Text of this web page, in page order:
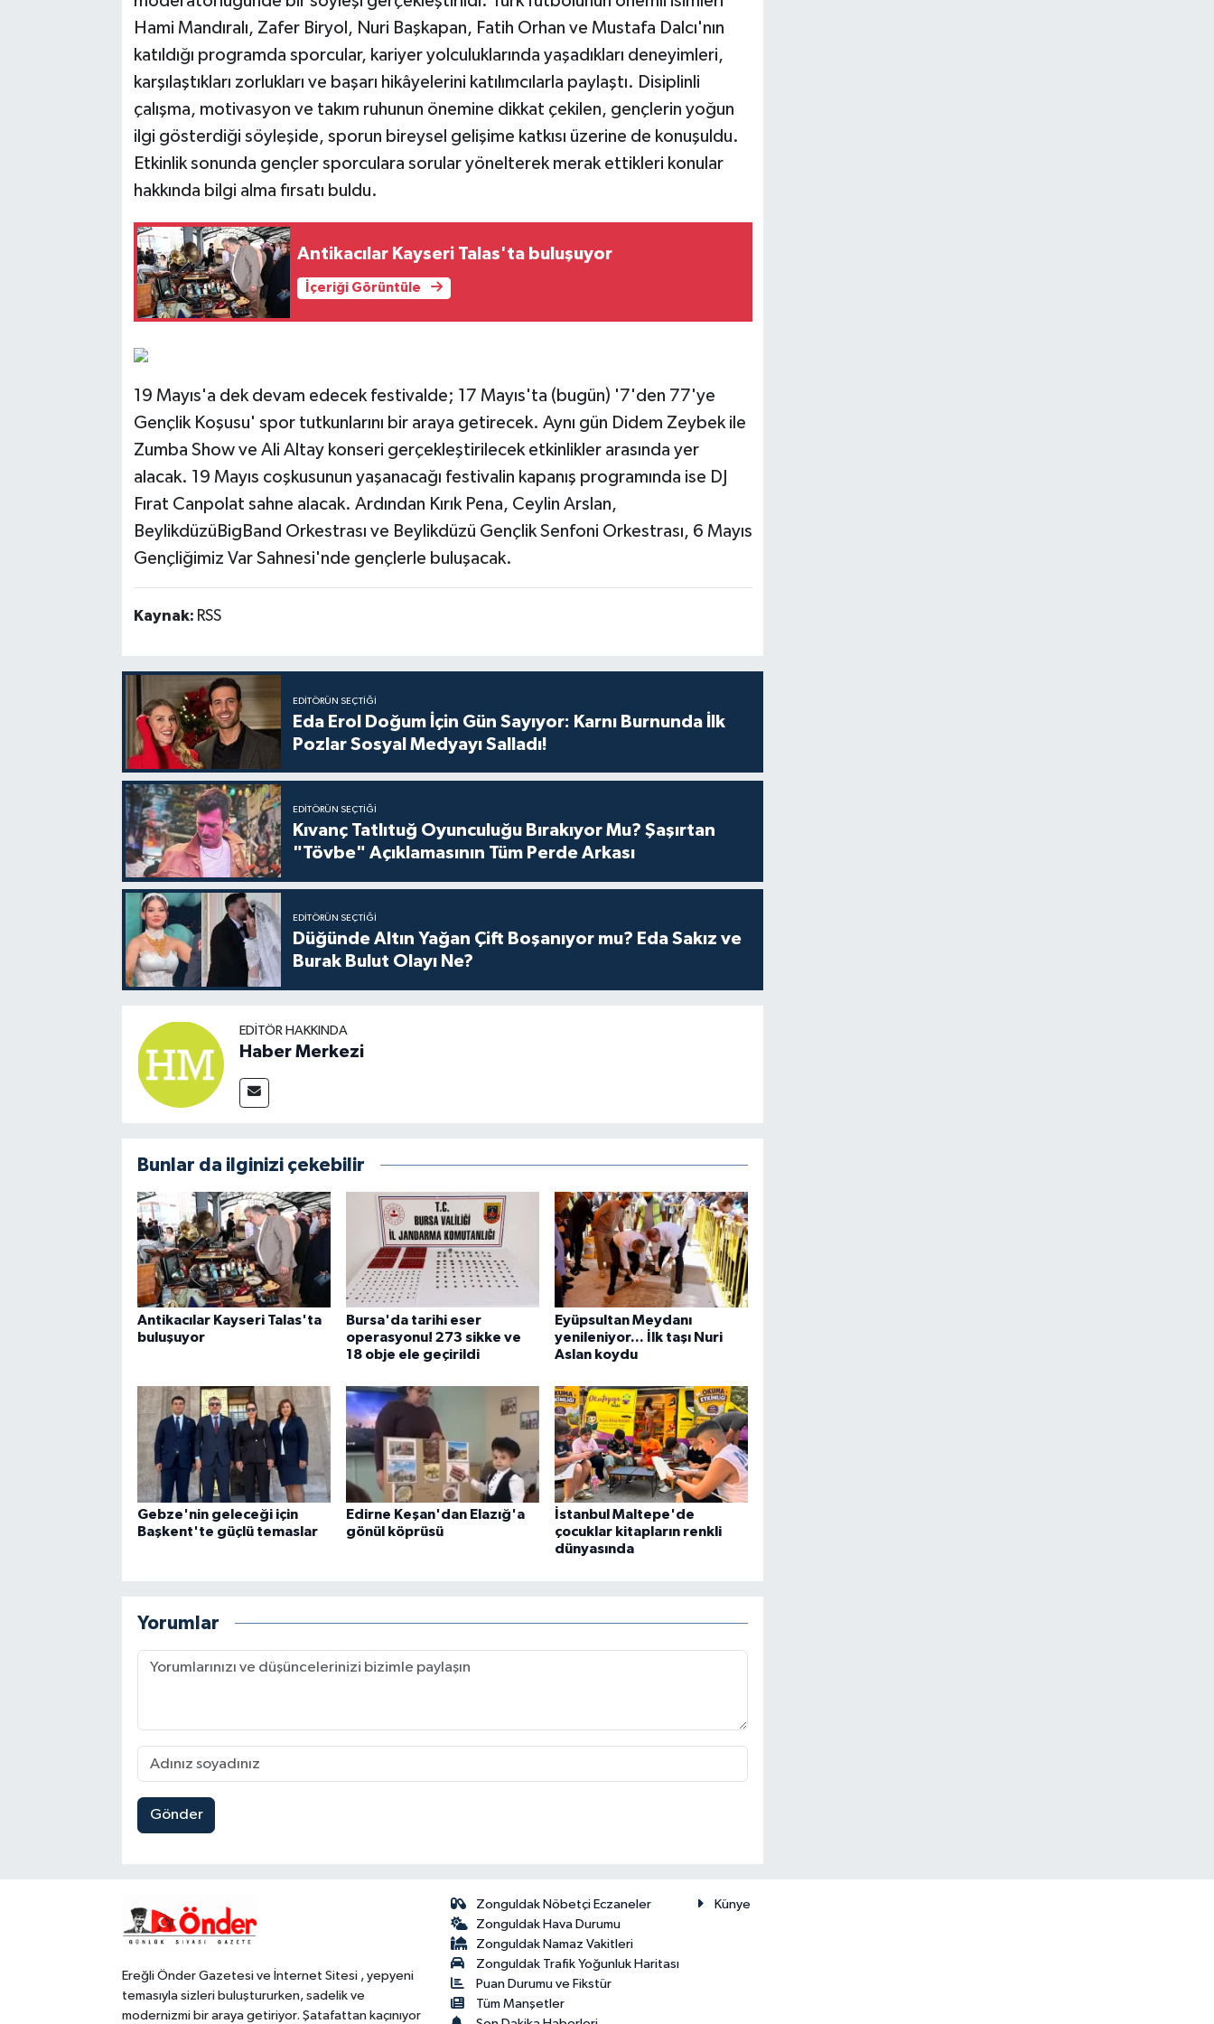
Hami Mandıralı, Zafer Biryol, Nuri Başkapan, Fatih Orhan ve Mustafa Dalcı'nın
katıldığı programda sporcular, kariyer yolculuklarında yaşadıkları deneyimleri,
karşılaştıkları zorlukları ve başarı hikâyelerini katılımcılarla paylaştı. Disiplinli
çalışma, motivasyon ve takım ruhunun önemine dikkat çekilen, gençlerin yoğun
ilgi gösterdiği söyleşide, sporun bireysel gelişime katkısı üzerine de konuşuldu.
Etkinlik sonunda gençler sporculara sorular yönelterek merak ettikleri konular
hakkında bilgi alma fırsatı buldu.
Antikacılar Kayseri Talas'ta buluşuyor
İçeriği Görüntüle
19 Mayıs'a dek devam edecek festivalde; 17 Mayıs'ta (bugün) '7'den 77'ye
Gençlik Koşusu' spor tutkunlarını bir araya getirecek. Aynı gün Didem Zeybek ile
Zumba Show ve Ali Altay konseri gerçekleştirilecek etkinlikler arasında yer
alacak. 19 Mayıs coşkusunun yaşanacağı festivalin kapanış programında ise DJ
Fırat Canpolat sahne alacak. Ardından Kırık Pena, Ceylin Arslan,
BeylikdüzüBigBand Orkestrası ve Beylikdüzü Gençlik Senfoni Orkestrası, 6 Mayıs
Gençliğimiz Var Sahnesi'nde gençlerle buluşacak.
Kaynak: RSS
EDITÖRÜN SEÇTIĞI
Eda Erol Doğum İçin Gün Sayıyor: Karnı Burnunda İlk
Pozlar Sosyal Medyayı Salladı!
EDITÖRÜN SEÇTIĞI
Kıvanç Tatlıtuğ Oyunculuğu Bırakıyor Mu? Şaşırtan
"Tövbe" Açıklamasının Tüm Perde Arkası
EDITÖRÜN SEÇTIĞI
Düğünde Altın Yağan Çift Boşanıyor mu? Eda Sakız ve
Burak Bulut Olayı Ne?
EDITÖR HAKKINDA
Haber Merkezi
Bunlar da ilginizi çekebilir
Antikacılar Kayseri Talas'ta
buluşuyor
Bursa'da tarihi eser
operasyonu! 273 sikke ve
18 obje ele geçirildi
Eyüpsultan Meydanı
yenileniyor... İlk taşı Nuri
Aslan koydu
Gebze'nin geleceği için
Başkent'te güçlü temaslar
Edirne Keşan'dan Elazığ'a
gönül köprüsü
İstanbul Maltepe'de
çocuklar kitapların renkli
dünyasında
Yorumlar
Gönder
Ereğli Önder Gazetesi ve İnternet Sitesi , yepyeni
temasıyla sizleri buluştururken, sadelik ve
modernizmi bir araya getiriyor. Şatafattan kaçınıyor
Zonguldak Nöbetçi Eczaneler
Zonguldak Hava Durumu
Zonguldak Namaz Vakitleri
Zonguldak Trafik Yoğunluk Haritası
Puan Durumu ve Fikstür
Tüm Manşetler
Künye